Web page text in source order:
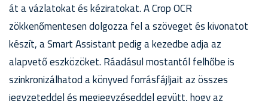
át a vázlatokat és kéziratokat. A Crop OCR
zökkenőmentesen dolgozza fel a szöveget és kivonatot
készít, a Smart Assistant pedig a kezedbe adja az
alapvető eszközöket. Ráadásul mostantól felhőbe is
szinkronizálhatod a könyved forrásfájljait az összes
jegyzeteddel és megjegyzéseddel együtt, hogy az